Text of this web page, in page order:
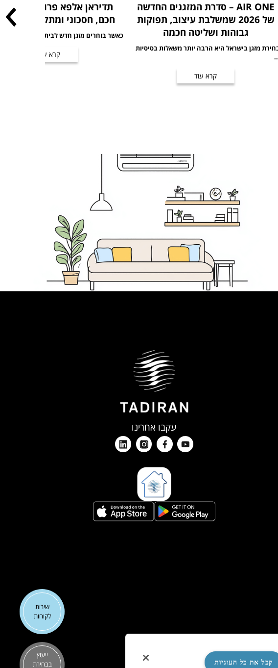
AIR ONE – סדרת המזגנים החדשה
של 2026 שמשלבת עיצוב, תפוקות
גבוהות ושליטה חכמה
מזגן בישראל היא הרבה יותר משאלות בסיסיות
קרא עוד
תדיראן אלפא פרו: מזגן
חכם, חסכוני ומתקדם לשנת 2026
כאשר בוחרים מזגן חדש לבית או למשרד,
קרא עוד
עקבו אחרינו
שירות
לקוחות
ייעוץ
בבחירת
קבל את כל העוגיות